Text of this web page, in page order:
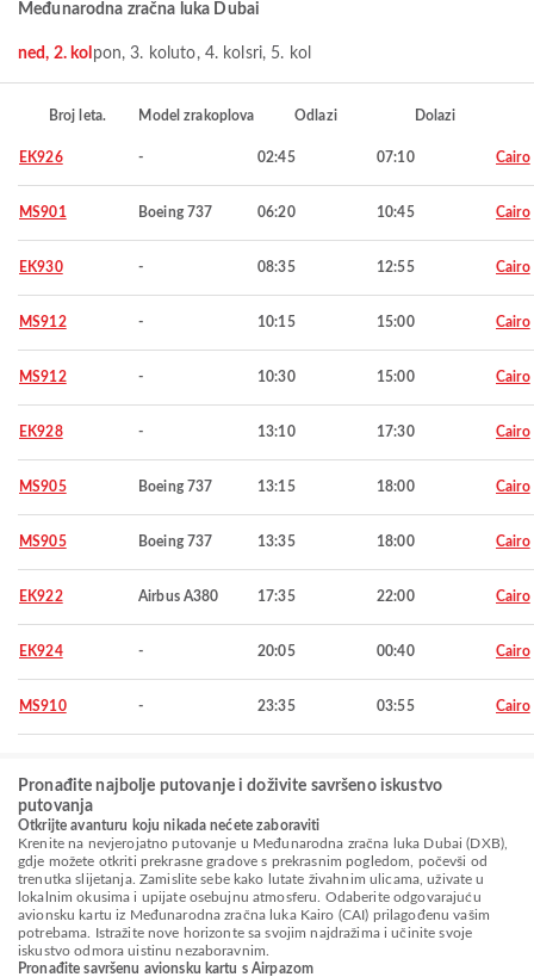
Međunarodna zračna luka Dubai
ned, 2. kol pon, 3. kol uto, 4. kol sri, 5. kol
Broj leta. Model zrakoplova Odlazi Dolazi
EK926 - 02:45 07:10 Cairo
MS901 Boeing 737 06:20 10:45 Cairo
EK930 - 08:35 12:55 Cairo
MS912 - 10:15 15:00 Cairo
MS912 - 10:30 15:00 Cairo
EK928 - 13:10 17:30 Cairo
MS905 Boeing 737 13:15 18:00 Cairo
MS905 Boeing 737 13:35 18:00 Cairo
EK922 Airbus A380 17:35 22:00 Cairo
EK924 - 20:05 00:40 Cairo
MS910 - 23:35 03:55 Cairo
Pronađite najbolje putovanje i doživite savršeno iskustvo
putovanja
Otkrijte avanturu koju nikada nećete zaboraviti
Krenite na nevjerojatno putovanje u Međunarodna zračna luka Dubai (DXB),
gdje možete otkriti prekrasne gradove s prekrasnim pogledom, počevši od
trenutka slijetanja. Zamislite sebe kako lutate živahnim ulicama, uživate u
lokalnim okusima i upijate osebujnu atmosferu. Odaberite odgovarajuću
avionsku kartu iz Međunarodna zračna luka Kairo (CAI) prilagođenu vašim
potrebama. Istražite nove horizonte sa svojim najdražima i učinite svoje
iskustvo odmora uistinu nezaboravnim.
Pronađite savršenu avionsku kartu s Airpazom